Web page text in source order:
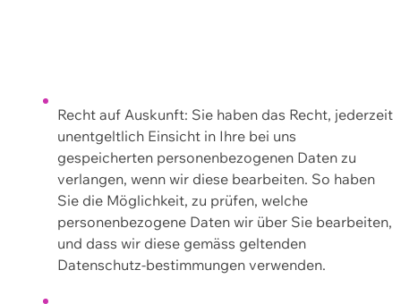
Recht auf Auskunft: Sie haben das Recht, jederzeit
unentgeltlich Einsicht in Ihre bei uns
gespeicherten personenbezogenen Daten zu
verlangen, wenn wir diese bearbeiten. So haben
Sie die Möglichkeit, zu prüfen, welche
personenbezogene Daten wir über Sie bearbeiten,
und dass wir diese gemäss geltenden
Datenschutz-bestimmungen verwenden.